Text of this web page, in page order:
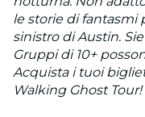
le storie di fantasmi
sinistro di Austin.
Gruppi di 10+
Acquista i tuoi
Walking Ghost Tour!